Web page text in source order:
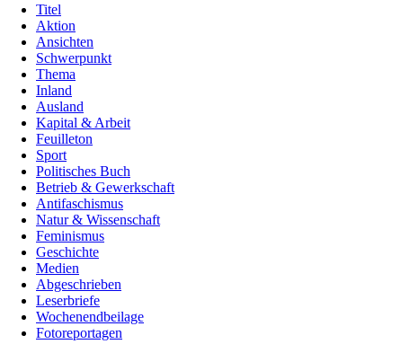
Titel
Aktion
Ansichten
Schwerpunkt
Thema
Inland
Ausland
Kapital & Arbeit
Feuilleton
Sport
Politisches Buch
Betrieb & Gewerkschaft
Antifaschismus
Natur & Wissenschaft
Feminismus
Geschichte
Medien
Abgeschrieben
Leserbriefe
Wochenendbeilage
Fotoreportagen